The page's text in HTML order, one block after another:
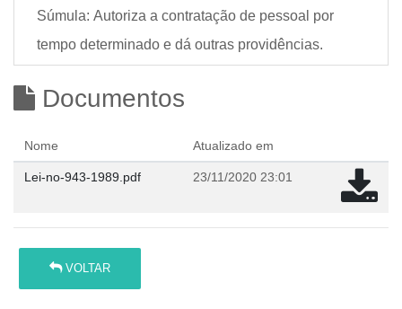
Súmula: Autoriza a contratação de pessoal por
tempo determinado e dá outras providências.
Documentos
Nome Atualizado em
Lei-no-943-1989.pdf 23/11/2020 23:01
VOLTAR